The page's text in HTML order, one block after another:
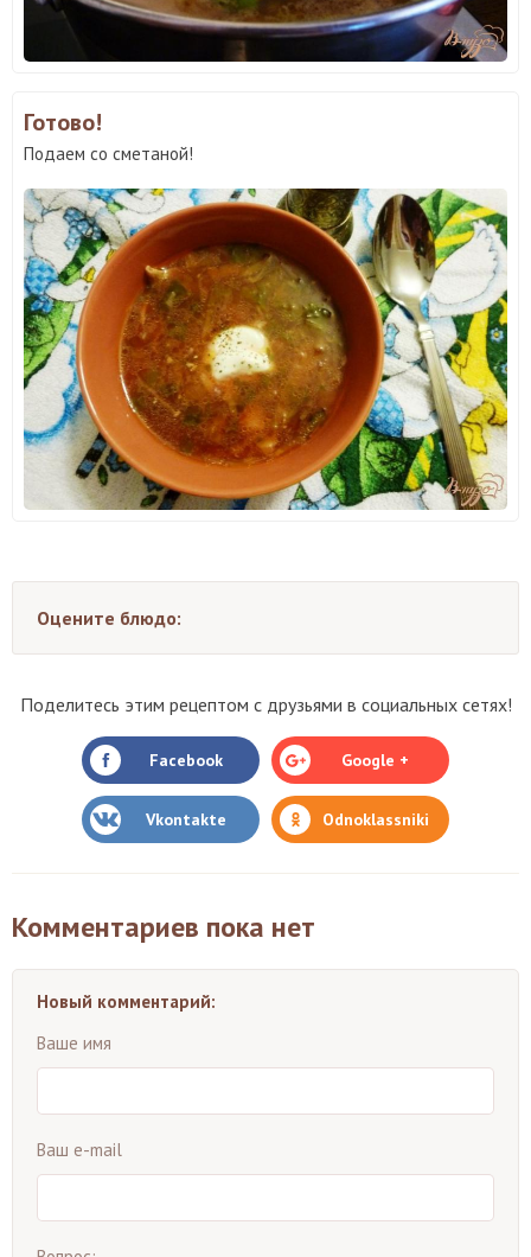
Готово!
Подаем со сметаной!
Оцените блюдо:
Поделитесь этим рецептом с друзьями в социальных сетях!
Facebook Google +
Vkontakte Odnoklassniki
Комментариев пока нет
Новый комментарий:
Ваше имя
Ваш e-mail